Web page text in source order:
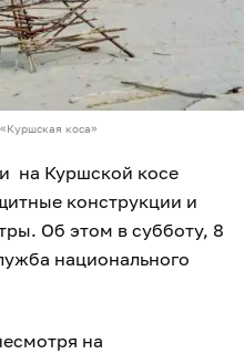
коса»
на Куршской косе
конструкции и
Об этом в субботу, 8
национального
на